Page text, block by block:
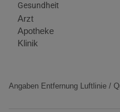
Gesundheit
Arzt
Apotheke
Klinik
Angaben Entfernung Luftlinie /